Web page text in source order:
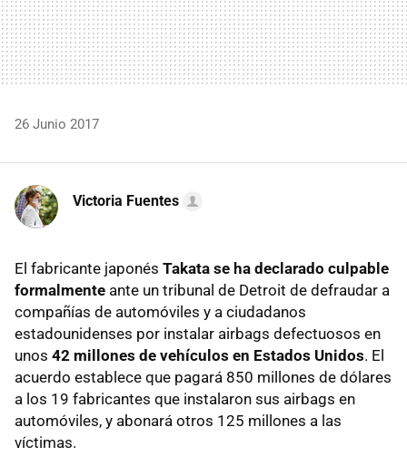
26 Junio 2017
Victoria Fuentes
El fabricante japonés Takata se ha declarado culpable
formalmente ante un tribunal de Detroit de defraudar a
compañías de automóviles y a ciudadanos
estadounidenses por instalar airbags defectuosos en
unos 42 millones de vehículos en Estados Unidos. El
acuerdo establece que pagará 850 millones de dólares
a los 19 fabricantes que instalaron sus airbags en
automóviles, y abonará otros 125 millones a las
víctimas.